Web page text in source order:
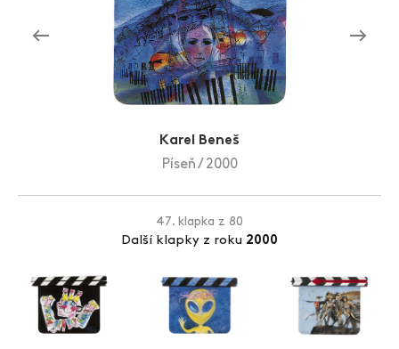
Aukce filmových klapek
Zlín Film Festival
Karel Beneš
Píseň / 2000
47. klapka z 80
Další klapky z roku 2000